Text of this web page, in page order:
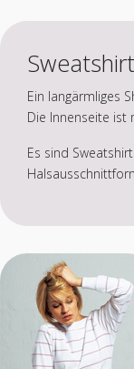
Sweatshirt
Ein langärmliges
Die Innenseite ist
Es sind